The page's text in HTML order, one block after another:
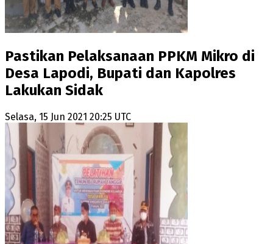
Pastikan Pelaksanaan PPKM Mikro di
Desa Lapodi, Bupati dan Kapolres
Lakukan Sidak
Selasa, 15 Jun 2021 20:25 UTC